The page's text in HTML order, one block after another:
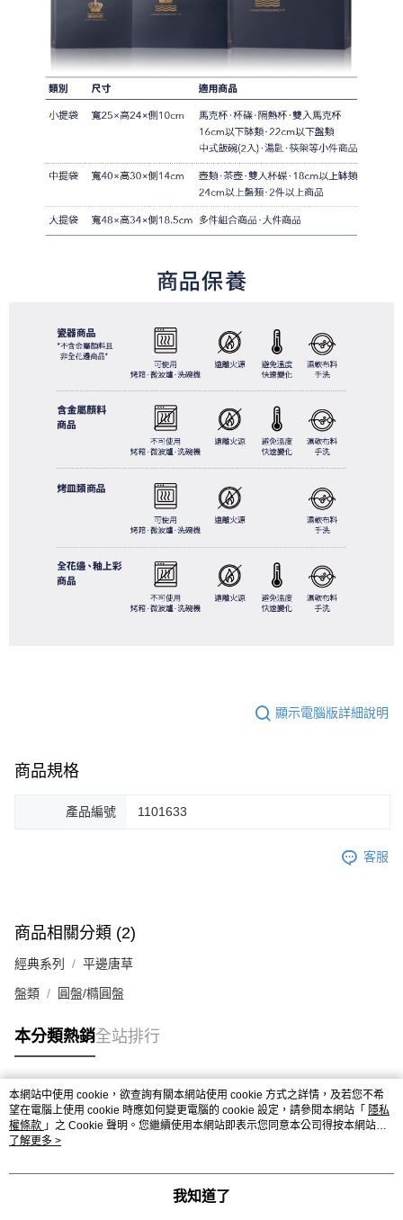
顯示電腦版詳細說明
商品規格
產品編號 1101633
客服
商品相關分類 (2)
經典系列 平邊唐草
盤類 圓盤/橢圓盤
本分類熱銷全站排行
熱門標籤
本網站中使用 cookie，欲查詢有關本網站使用 cookie 方式之詳情，及若您不希
望在電腦上使用 cookie 時應如何變更電腦的 cookie 設定，請參閱本網站「 隱私
權條款 」之 Cookie 聲明。您繼續使用本網站即表示您同意本公司得按本網站使
用條款之 Cookie 聲明使用 cookie。
了解更多 >
我知道了